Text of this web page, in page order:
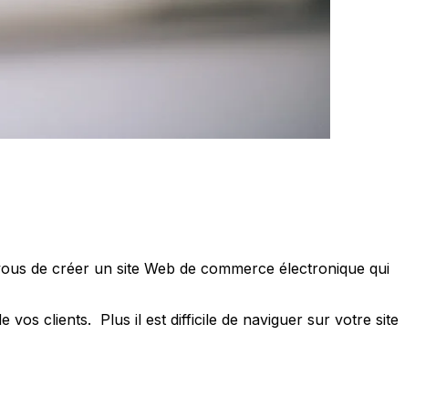
de créer un site Web de commerce électronique qui
vos clients. Plus il est difficile de naviguer sur votre site